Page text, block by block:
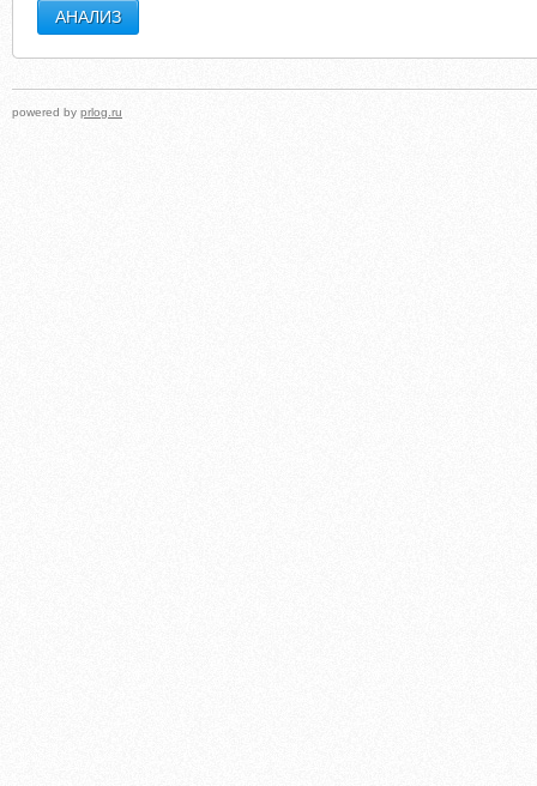
powered by prlog.ru